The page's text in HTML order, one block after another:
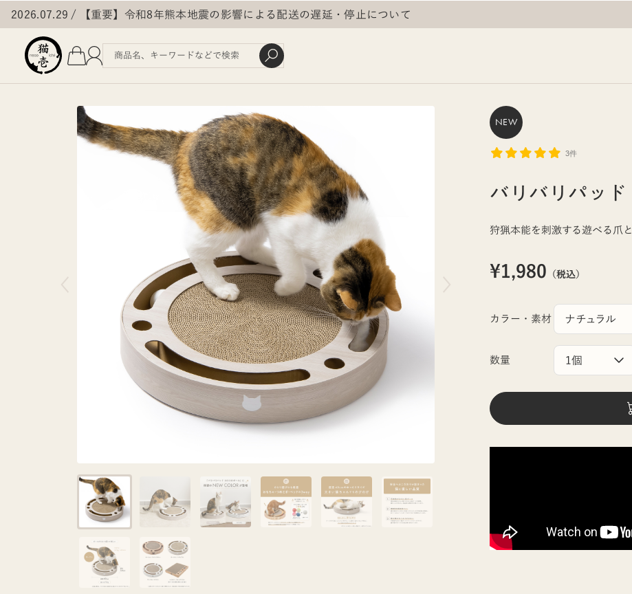
2026.07.29 【重要】令和8年熊本地震の影響による配送の遅延・停止について
NEW
3件
バリバリパッ
狩猟本能を刺激する遊べる爪
¥1,980 （税込）
カラー・素材
数量